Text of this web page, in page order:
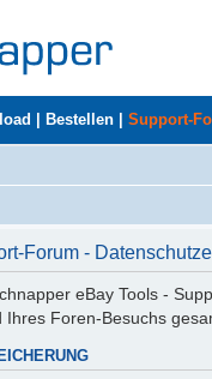
Bestellen Support-
Forum -
eBay Tools -
Foren-Besuchs